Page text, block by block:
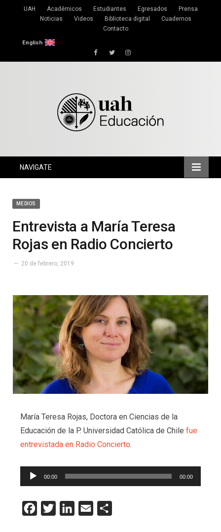
UAH Académicos Estudiantes Egresados
Prensa
Noticias
Videos Biblioteca digital
Cuadernos
Contacto
English
FacebookTwitterInstagram
NAVIGATE
MEDIOS
Entrevista a María Teresa
Rojas en Radio Concierto
20 de febrero, 2019
María Teresa Rojas, Doctora en Ciencias de la
Educación de la P. Universidad Católica de Chile fue
entrevistada en Radio Concierto.
Reproductor
de
audio
00:00 00:00
Facebook
Twitter LinkedInEmail